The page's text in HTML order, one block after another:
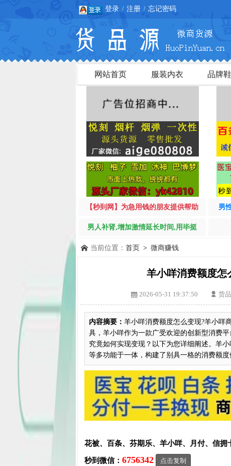
登录 / 注册 / 忘记密码
网站首页 服装内衣 品牌
【秒到网】为急用钱的朋友提供帮助 男
男人补肾,增加激情延长时间,用毕挺
当前位置： 首页 > 微商赚钱
羊小咩消费额度怎
2026-05-31 19:37:50 货
内容摘要： 羊小咩消费额度怎么变现?羊小咩
具，羊小咩作为一款广受欢迎的创新型消费
究竟如何实现变现？以下为您详细阐述。羊
等多功能于一体，构建了别具一格的消费额度
花被、百条、芬期乐、羊小咩、月付、信拥
秒到微信： 6756342 点击复制